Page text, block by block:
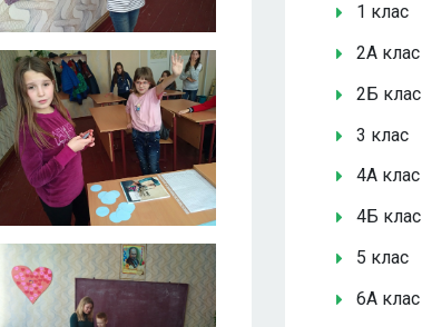
1 клас
2А клас
2Б клас
3 клас
4А клас
4Б клас
5 клас
6А клас